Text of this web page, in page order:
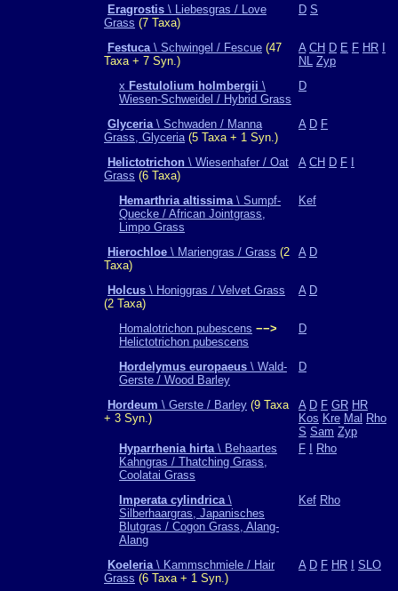
Eragrostis \ Liebesgras / Love
Grass (7 Taxa)
D S
Festuca\ Schwingel / Fescue (47
Taxa + 7 Syn.)
A CH D E F HR
NL Zyp
x Festulolium holmbergii \
Wiesen-Schweidel / Hybrid Grass
D
Glyceria\ Schwaden / Manna
Grass, Glyceria(5 Taxa + 1 Syn.)
A D F
Helictotrichon \ Wiesenhafer / Oat
Grass (6 Taxa)
A CH D F
Hemarthria altissima\ Sumpf-
Quecke / African Jointgrass,
Limpo Grass
Kef
Hierochloe \ Mariengras / Grass (2
Taxa)
A D
Holcus \ Honiggras / Velvet Grass
(2 Taxa)
A D
Homalotrichon pubescens −−>
Helictotrichon pubescens
D
Hordelymus europaeus \ Wald-
Gerste / Wood Barley
D
Hordeum \ Gerste / Barley (9 Taxa
+ 3 Syn.)
A D F GR HR
Kos Kre Mal Rho
S Sam Zyp
Hyparrhenia hirta\ Behaartes
Kahngras / Thatching Grass,
Coolatai Grass
F Rho
Imperata cylindrica\
Silberhaargras, Japanisches
Blutgras / Cogon Grass, Alang-
Alang
Kef Rho
Koeleria\ Kammschmiele / Hair
Grass (6 Taxa + 1 Syn.)
A D F HR SLO